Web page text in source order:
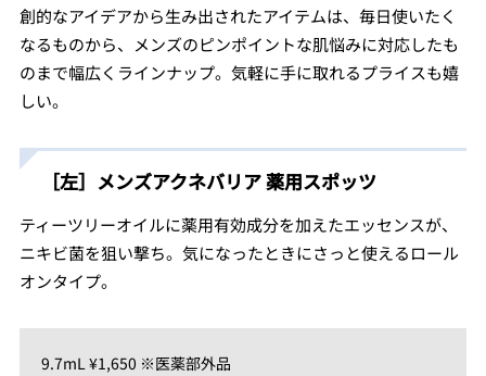
創的なアイデアから生み出されたアイテムは、毎日使いたく
なるものから、メンズのピンポイントな肌悩みに対応したも
のまで幅広くラインナップ。気軽に手に取れるプライスも嬉
しい。
［左］メンズアクネバリア 薬用スポッツ
ティーツリーオイルに薬用有効成分を加えたエッセンスが、
ニキビ菌を狙い撃ち。気になったときにさっと使えるロール
オンタイプ。
9.7mL ¥1,650 ※医薬部外品